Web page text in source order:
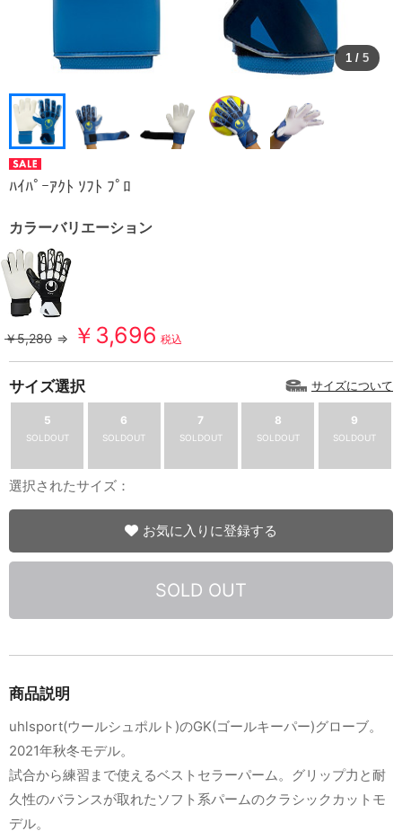
1 / 5
ﾊｲﾊﾟｰｱｸﾄ ｿﾌﾄ ﾌﾟﾛ
カラーバリエーション
￥5,280 ⇒ ￥3,696 税込
サイズ選択 サイズについて
5
SOLDOUT
6
SOLDOUT
7
SOLDOUT
8
SOLDOUT
9
SOLDOUT
選択されたサイズ：
お気に入りに登録する
SOLD OUT
商品説明
uhlsport(ウールシュポルト)のGK(ゴールキーパー)グローブ。
2021年秋冬モデル。
試合から練習まで使えるベストセラーパーム。グリップ力と耐
久性のバランスが取れたソフト系パームのクラシックカットモ
デル。